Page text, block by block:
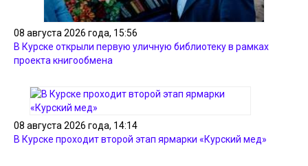
08 августа 2026 года, 15:56
В Курске открыли первую уличную библиотеку в рамках
проекта книгообмена
08 августа 2026 года, 14:14
В Курске проходит второй этап ярмарки «Курский мед»